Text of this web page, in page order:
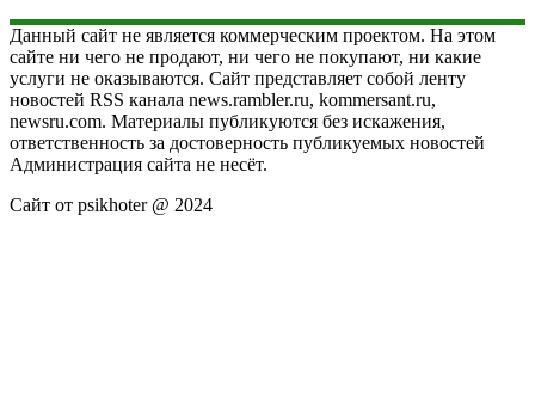
Данный сайт не является коммерческим проектом. На этом
сайте ни чего не продают, ни чего не покупают, ни какие
услуги не оказываются. Сайт представляет собой ленту
новостей RSS канала news.rambler.ru, kommersant.ru,
newsru.com. Материалы публикуются без искажения,
ответственность за достоверность публикуемых новостей
Администрация сайта не несёт.
Сайт от psikhoter @ 2024